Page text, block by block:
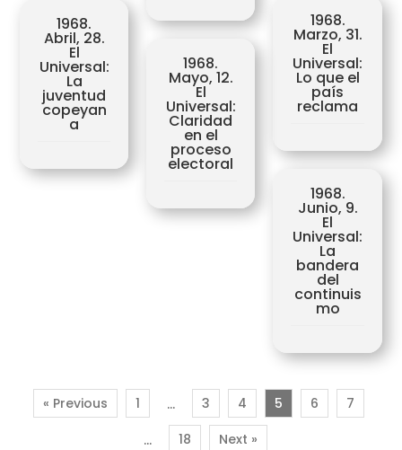
1968.
Marzo, 31.
El
Universal:
Lo que el
país
reclama
1968.
Abril, 28.
El
Universal:
La
juventud
copeyan
a
1968.
Mayo, 12.
El
Universal:
Claridad
en el
proceso
electoral
1968.
Junio, 9.
El
Universal:
La
bandera
del
continuis
mo
« Previous 1 … 3 4 5 6 7
… 18 Next »